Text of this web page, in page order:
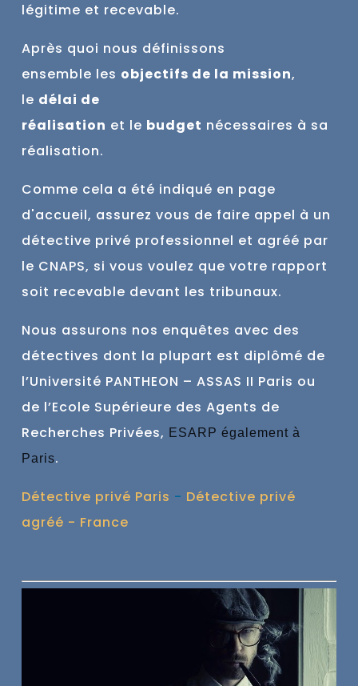
légitime et recevable.
Après quoi nous définissons
ensemble les objectifs de la mission,
le délai de
réalisation et le budget nécessaires à sa
réalisation.
Comme cela a été indiqué en page
d'accueil, assurez vous de faire appel à un
détective privé professionnel et agréé par
le CNAPS, si vous voulez que votre rapport
soit recevable devant les tribunaux.
Nous assurons nos enquêtes avec des
détectives dont la plupart est diplômé de
l’Université PANTHEON – ASSAS II Paris ou
de l’Ecole Supérieure des Agents de
Recherches Privées, ESARP également à
Paris.
Détective privé Paris - Détective privé
agréé - France